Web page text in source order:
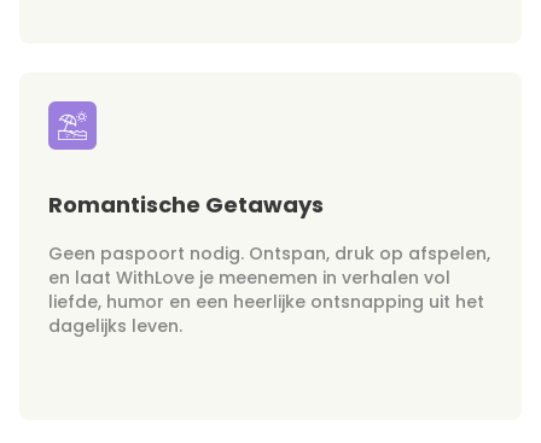
Romantische Getaways
Geen paspoort nodig. Ontspan, druk op afspelen,
en laat WithLove je meenemen in verhalen vol
liefde, humor en een heerlijke ontsnapping uit het
dagelijks leven.